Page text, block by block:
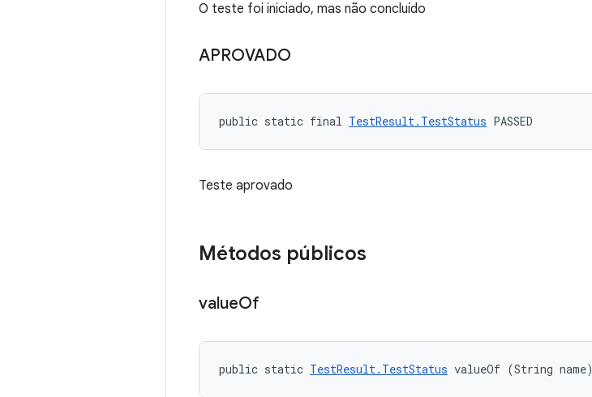
O teste foi iniciado, mas não concluído
APROVADO
public static final TestResult.TestStatus PASSED
Teste aprovado
Métodos públicos
valueOf
public static TestResult.TestStatus valueOf (String name)